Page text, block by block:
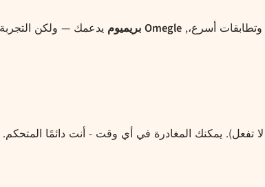
أسرع،, Omegle بريميوم
يدعمك — ولكن التجربة
تفعل). يمكنك المغادرة في أي وقت - أنت دائمًا المتحكم.